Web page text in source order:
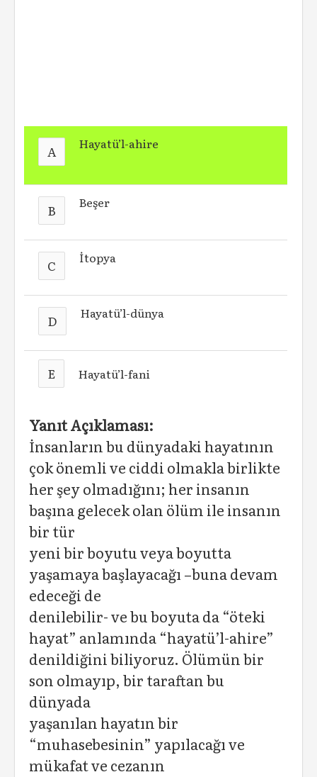
A Hayatü’l-ahire
B Beşer
C İtopya
D Hayatü’l-dünya
E Hayatü’l-fani
Yanıt Açıklaması:
İnsanların bu dünyadaki hayatının
çok önemli ve ciddi olmakla birlikte
her şey olmadığını; her insanın
başına gelecek olan ölüm ile insanın
bir tür
yeni bir boyutu veya boyutta
yaşamaya başlayacağı –buna devam
edeceği de
denilebilir- ve bu boyuta da “öteki
hayat” anlamında “hayatü’l-ahire”
denildiğini biliyoruz. Ölümün bir
son olmayıp, bir taraftan bu
dünyada
yaşanılan hayatın bir
“muhasebesinin” yapılacağı ve
mükafat ve cezanın